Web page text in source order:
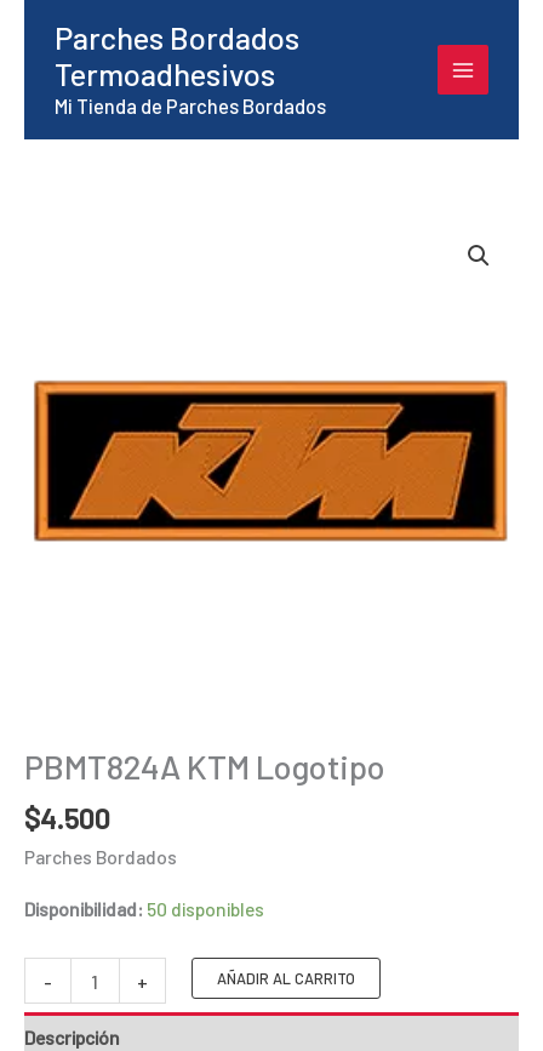
contenido
Parches Bordados
Termoadhesivos
Mi Tienda de Parches Bordados
PBMT824A KTM Logotipo
$4.500
Parches Bordados
Disponibilidad: 50 disponibles
-
PBMT824A
KTM
Logotipo
+ AÑADIR AL CARRITO
Descripción